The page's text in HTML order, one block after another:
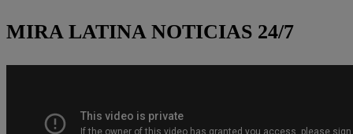
MIRA LATINA NOTICIAS 24/7